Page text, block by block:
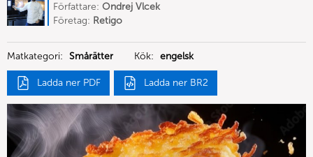
Författare: Ondrej Vlcek
Företag: Retigo
Matkategori: Smårätter Kök: engelsk
Ladda ner PDF Ladda ner BR2